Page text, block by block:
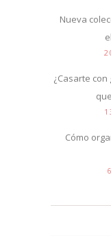
Nueva
¿Casarte
Cómo